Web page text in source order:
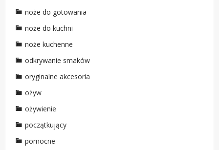
noże do gotowania
noże do kuchni
noże kuchenne
odkrywanie smaków
oryginalne akcesoria
ożyw
ożywienie
początkujący
pomocne